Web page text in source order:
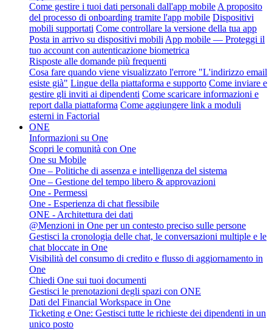
Come gestire i tuoi dati personali dall'app mobile A proposito
del processo di onboarding tramite l'app mobile Dispositivi
mobili supportati Come controllare la versione della tua app
Posta in arrivo su dispositivi mobili App mobile — Proteggi il
tuo account con autenticazione biometrica
Risposte alle domande più frequenti
Cosa fare quando viene visualizzato l'errore "L'indirizzo email
esiste già" Lingue della piattaforma e supporto Come inviare e
gestire gli inviti ai dipendenti Come scaricare informazioni e
report dalla piattaforma Come aggiungere link a moduli
esterni in Factorial
ONE
Informazioni su One
Scopri le comunità con One
One su Mobile
One – Politiche di assenza e intelligenza del sistema
One – Gestione del tempo libero & approvazioni
One - Permessi
One - Esperienza di chat flessibile
ONE - Architettura dei dati
@Menzioni in One per un contesto preciso sulle persone
Gestisci la cronologia delle chat, le conversazioni multiple e le
chat bloccate in One
Visibilità del consumo di credito e flusso di aggiornamento in
One
Chiedi One sui tuoi documenti
Gestisci le prenotazioni degli spazi con ONE
Dati del Financial Workspace in One
Ticketing e One: Gestisci tutte le richieste dei dipendenti in un
unico posto